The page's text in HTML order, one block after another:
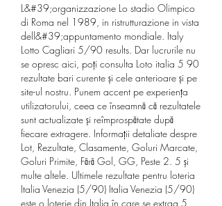
L&#39;organizzazione Lo stadio Olimpico
di Roma nel 1989, in ristrutturazione in vista
dell&#39;appuntamento mondiale. Italy
Lotto Cagliari 5/90 results. Dar lucrurile nu
se opresc aici, poți consulta Loto italia 5 90
rezultate bari curente și cele anterioare și pe
site-ul nostru. Punem accent pe experiența
utilizatorului, ceea ce înseamnă că rezultatele
sunt actualizate și reîmprospătate după
fiecare extragere. Informații detaliate despre
Lot, Rezultate, Clasamente, Goluri Marcate,
Goluri Primite, Fără Gol, GG, Peste 2. 5 și
multe altele. Ultimele rezultate pentru loteria
Italia Venezia (5/90) Italia Venezia (5/90)
este o loterie din Italia în care se extrag 5